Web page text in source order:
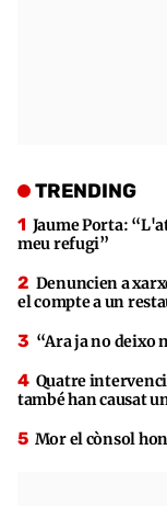
TRENDING
Jaume Porta:
meu refugi”
Denuncien a
el compte a un
“Ara ja no deixo
Quatre
també han causat
Mor el cònsol